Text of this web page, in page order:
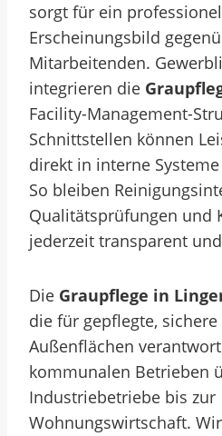
sorgt für ein
Erscheinungsbild
Mitarbeitenden.
integrieren die
Facility-Management-
Schnittstellen können
direkt in interne
So bleiben
Qualitätsprüfungen und
jederzeit transparent
Die Graupflege in
die für gepflegte,
Außenflächen
kommunalen Betrieben
Industriebetriebe bis zur
Wohnungswirtschaft.